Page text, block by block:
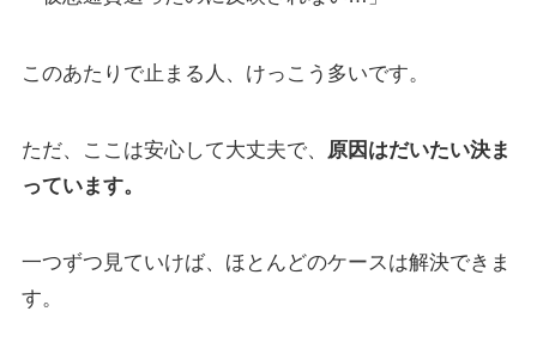
このあたりで止まる人、けっこう多いです。
ただ、ここは安心して大丈夫で、
原因はだいたい決ま
っています。
一つずつ見ていけば、ほとんどのケースは解決できま
す。